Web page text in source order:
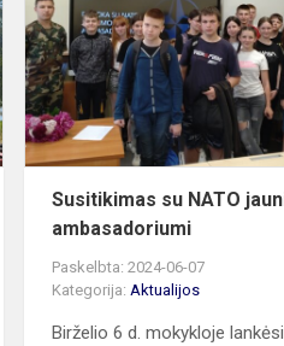
metų
baigimo
popietė
„Mano
vasara“
Susitikimas su NATO
ambasadoriumi
Paskelbta: 2024-06-07
Kategorija:Aktualijos
Birželio 6 d. mokykloje